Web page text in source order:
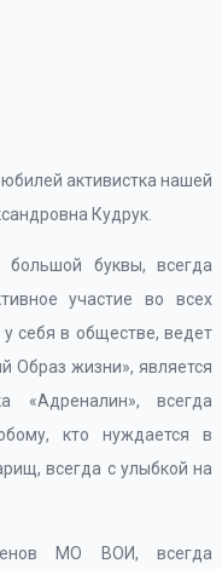
активистка нашей
Кудрук.
буквы, всегда
участие во всех
себя в обществе, ведет
Образ жизни», является
«Адреналин», всегда
кто нуждается в
всегда с улыбкой на
МО ВОИ, всегда